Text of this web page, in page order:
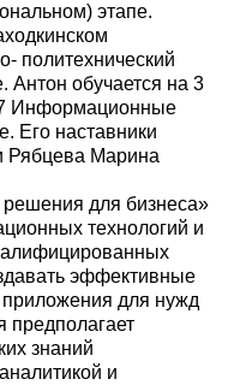
этапе.
политехнический
Антон обучается на 3
Информационные
Его наставники
Рябцева Марина
для бизнеса»
технологий и
эффективные
для нужд
предполагает
знаний
и